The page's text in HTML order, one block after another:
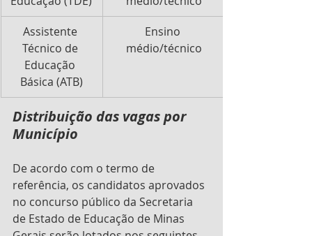
Assistente
Técnico de
Educação
Básica (ATB)
Ensino
médio/técnico
Distribuição das vagas por
Município
De acordo com o termo de
referência, os candidatos aprovados
no concurso público da Secretaria
de Estado de Educação de Minas